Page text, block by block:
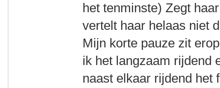
het tenminste) Zegt
vertelt haar helaas niet
Mijn korte pauze zit
ik het langzaam rijdend
naast elkaar rijdend het